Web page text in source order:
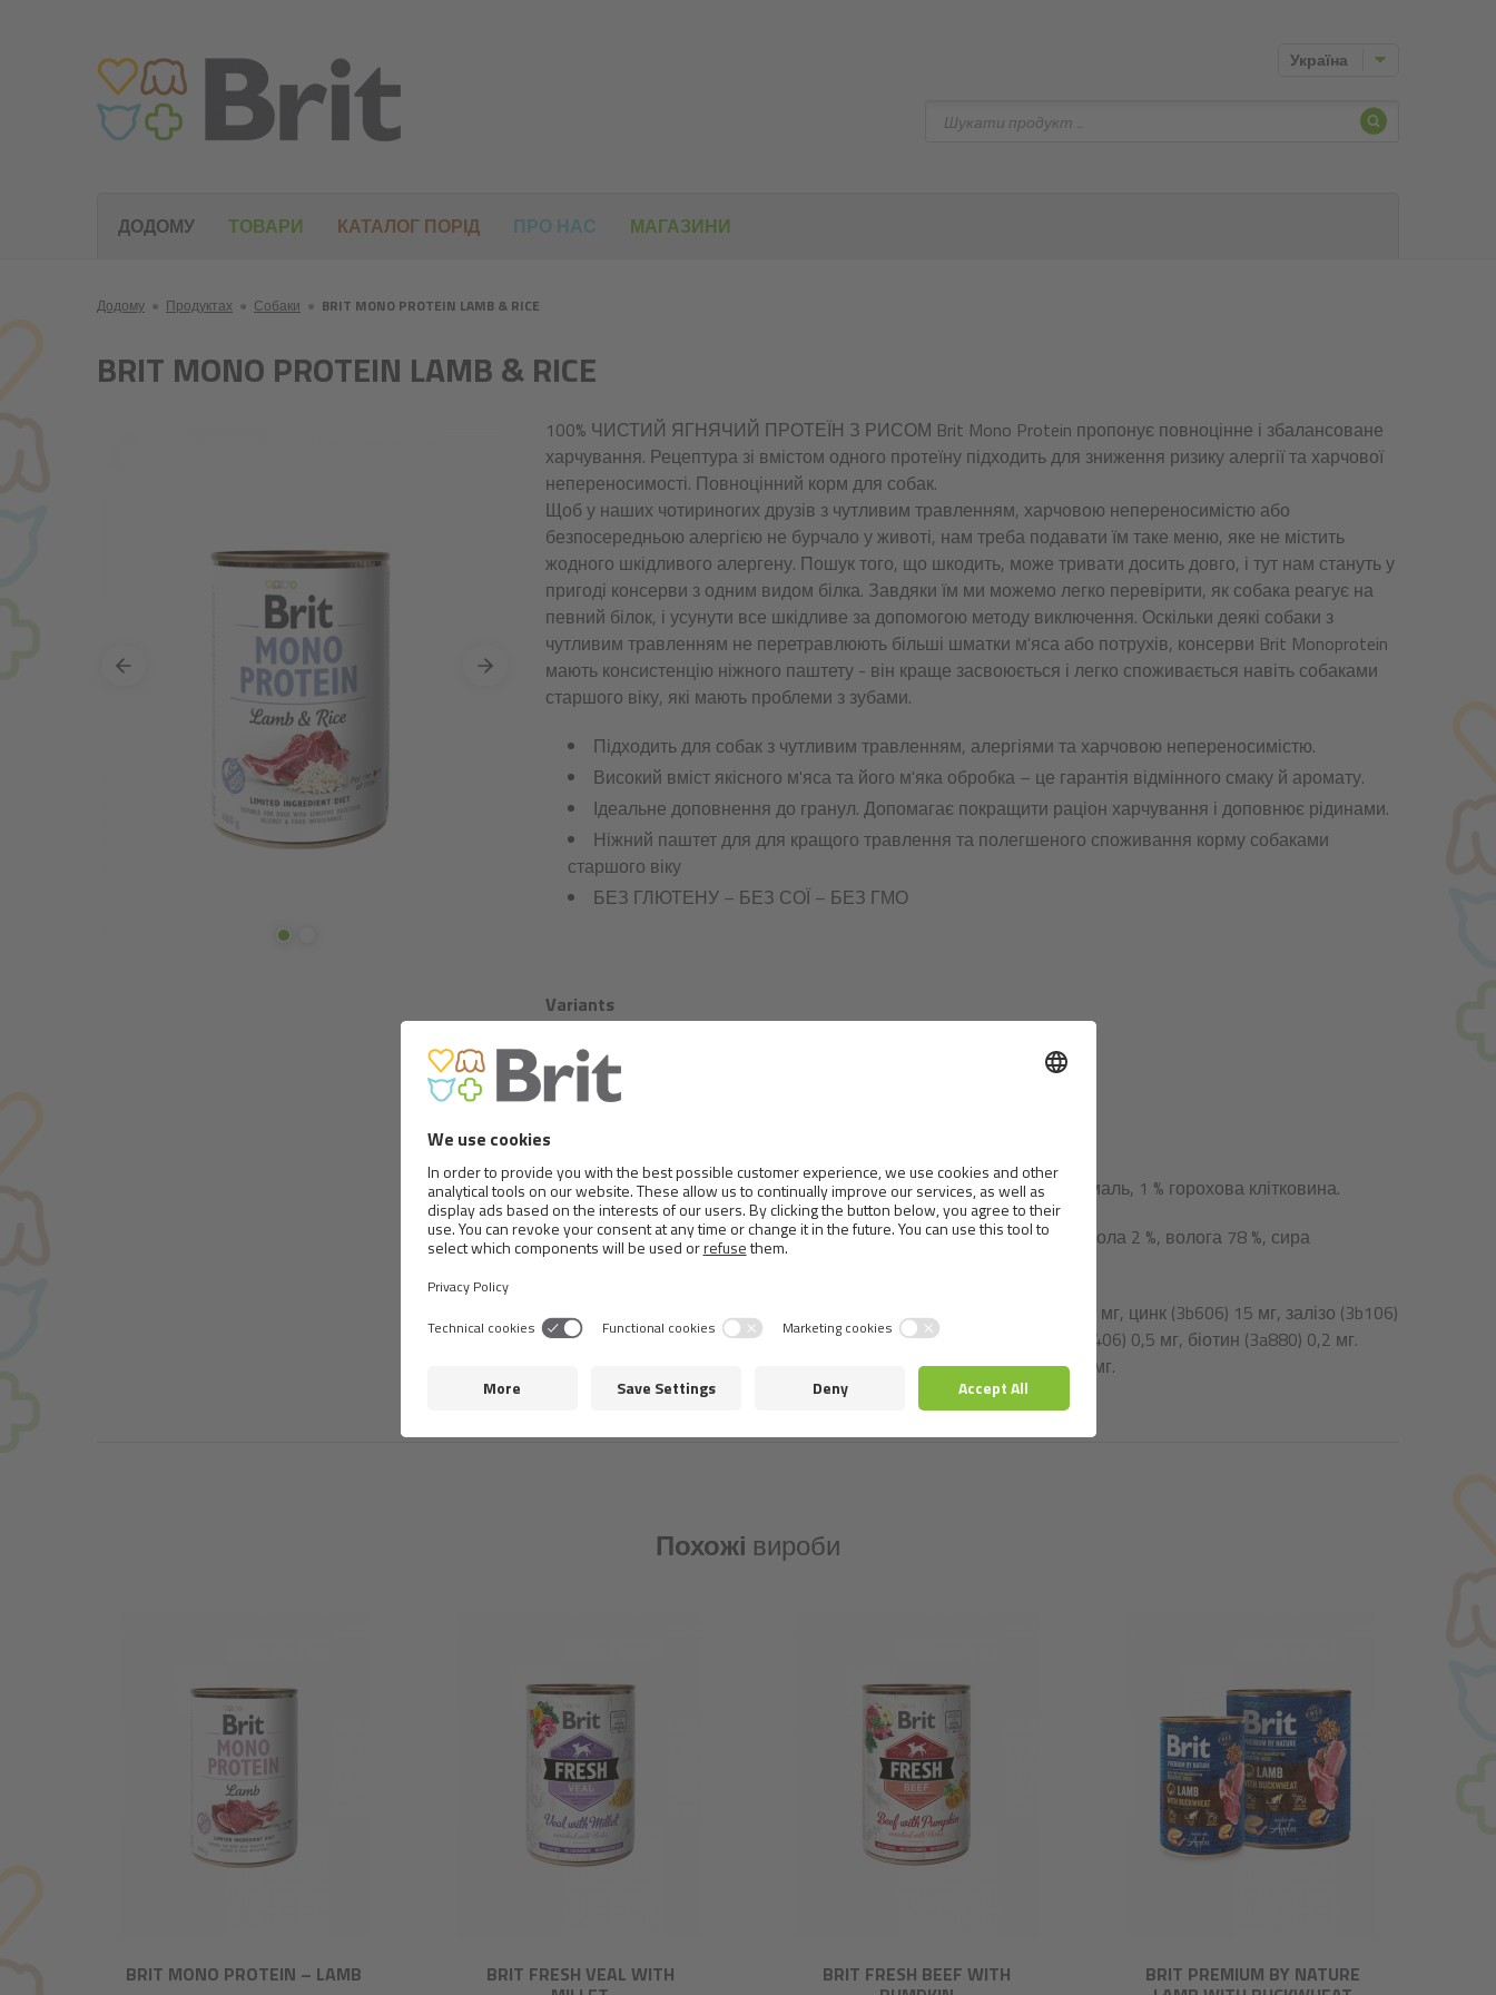
Додому ● Продуктах ● Собаки ● BRIT MONO PROTEIN LAMB & RICE
BRIT MONO PROTEIN LAMB & RICE
100% ЧИСТИЙ ЯГНЯЧИЙ ПРОТЕЇН З РИСОМ Brit Mono Protein пропонує повноцінне і збалансоване
харчування. Рецептура зі вмістом одного протеїну підходить для зниження ризику алергії та харчової
непереносимості. Повноцінний корм для собак.
Щоб у наших чотириногих друзів з чутливим травленням, харчовою непереносимістю або
безпосередньою алергією не бурчало у животі, нам треба подавати їм таке меню, яке не містить
жодного шкідливого алергену. Пошук того, що шкодить, може тривати досить довго, і тут нам стануть у
пригоді консерви з одним видом білка. Завдяки їм ми можемо легко перевірити, як собака реагує на
певний білок, і усунути все шкідливе за допомогою методу виключення. Оскільки деякі собаки з
чутливим травленням не перетравлюють більші шматки м'яса або потрухів, консерви Brit Monoprotein
мають консистенцію ніжного паштету - він краще засвоюється і легко споживається навіть собаками
старшого віку, які мають проблеми з зубами.
Підходить для собак з чутливим травленням, алергіями та харчовою непереносимістю.
Високий вміст якісного м'яса та його м'яка обробка – це гарантія відмінного смаку й аромату.
Ідеальне доповнення до гранул. Допомагає покращити раціон харчування і доповнює рідинами.
Ніжний паштет для для кращого травлення та полегшеного споживання корму собаками
старшого віку
БЕЗ ГЛЮТЕНУ – БЕЗ СОЇ – БЕЗ ГМО
Variants
Склад:70 % ягня (м'ясо, субпродукти), 4 % рис, 3 % гороховий крохмаль, 1 % горохова клітковина.
Аналітичні компоненти:сирий протеїн 9 %, вміст жиру 7 %, сира зола 2 %, волога 78 %, сира
клітковина 0,7 %, кальцій 0,2 %, фосфор 0,3 %, натрій 0,4 %.
Поживний склад:
вітамін D3 (3a671) 250 МО, вітамін E (3a700) 100 мг, цинк (3b606) 15 мг, залізо (3b106)
10 мг, марганець (3b504) 3 мг, йодид калію (3b201) 0,75 мг, мідь (3b406) 0,5 мг, біотин (3a880) 0,2 мг.
Технологічні добавки в 1 кг: камедь ріжкового дерева (E410) 5 000 мг.
Похожі вироби
BRIT MONO PROTEIN – LAMB BRIT FRESH VEAL WITH BRIT FRESH BEEF WITH BRIT PREMIUM BY NATURE
Україна
Шукати Шукати
ДОДОМУ ТОВАРИ КАТАЛОГ ПОРІД ПРО НАС МАГАЗИНИ